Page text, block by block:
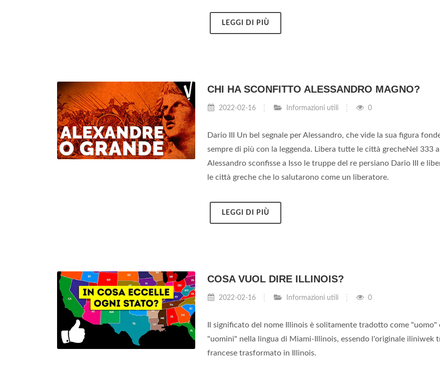
LEGGI DI PIÙ
CHI HA SCONFITTO ALESSANDRO MAGNO?
2022-02-16 Informazioni utili 0
Dario III Un bel segnale per Alessandro, che vide la sua figura
sempre di più con la leggenda. Libera tutte le città grecheNel 333
Alessandro sconfisse a Isso le truppe del re persiano Dario III e
le città greche che lo salutarono come un liberatore.
LEGGI DI PIÙ
COSA VUOL DIRE ILLINOIS?
2022-02-16 Informazioni utili 0
Il significato del nome Illinois è solitamente tradotto come "uomo"
"uomini" nella lingua di Miami-Illinois, essendo l'originale iliniwek
francese trasformato in Illinois.